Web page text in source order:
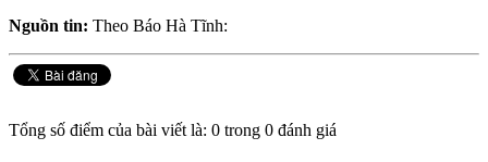
Nguồn tin: Theo Báo Hà Tĩnh:
Tổng số điểm của bài viết là: 0 trong 0 đánh giá